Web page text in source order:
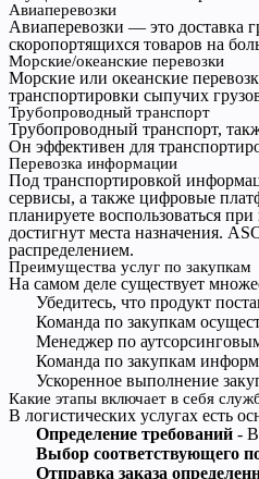
Авиаперевозки
Авиаперевозки — это доставка
скоропортящихся товаров на
Морские/океанские перевозки
Морские или океанские
транспортировки сыпучих
Трубопроводный транспорт
Трубопроводный транспорт,
Он эффективен для
Перевозка информации
Под транспортировкой
сервисы, а также цифровые
планируете воспользоваться
достигнут места назначения.
распределением.
Преимущества услуг по закупкам
На самом деле существует
Убедитесь, что продукт
Команда по закупкам
Менеджер по
Команда по закупкам
Ускоренное выполнение
Какие этапы включает в себя
В логистических услугах есть
Определение требований -
Выбор соответствующего
Отправка заказа